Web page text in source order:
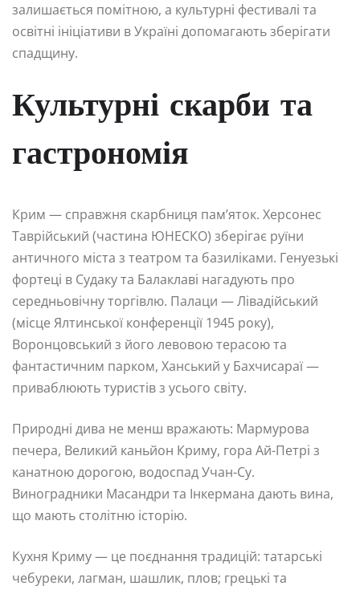
залишається помітною, а культурні фестивалі та
освітні ініціативи в Україні допомагають зберігати
спадщину.
Культурні скарби та
гастрономія
Крим — справжня скарбниця пам’яток. Херсонес
Таврійський (частина ЮНЕСКО) зберігає руїни
античного міста з театром та базиліками. Генуезькі
фортеці в Судаку та Балаклаві нагадують про
середньовічну торгівлю. Палаци — Лівадійський
(місце Ялтинської конференції 1945 року),
Воронцовський з його левовою терасою та
фантастичним парком, Ханський у Бахчисараї —
приваблюють туристів з усього світу.
Природні дива не менш вражають: Мармурова
печера, Великий каньйон Криму, гора Ай-Петрі з
канатною дорогою, водоспад Учан-Су.
Виноградники Масандри та Інкермана дають вина,
що мають столітню історію.
Кухня Криму — це поєднання традицій: татарські
чебуреки, лагман, шашлик, плов; грецькі та